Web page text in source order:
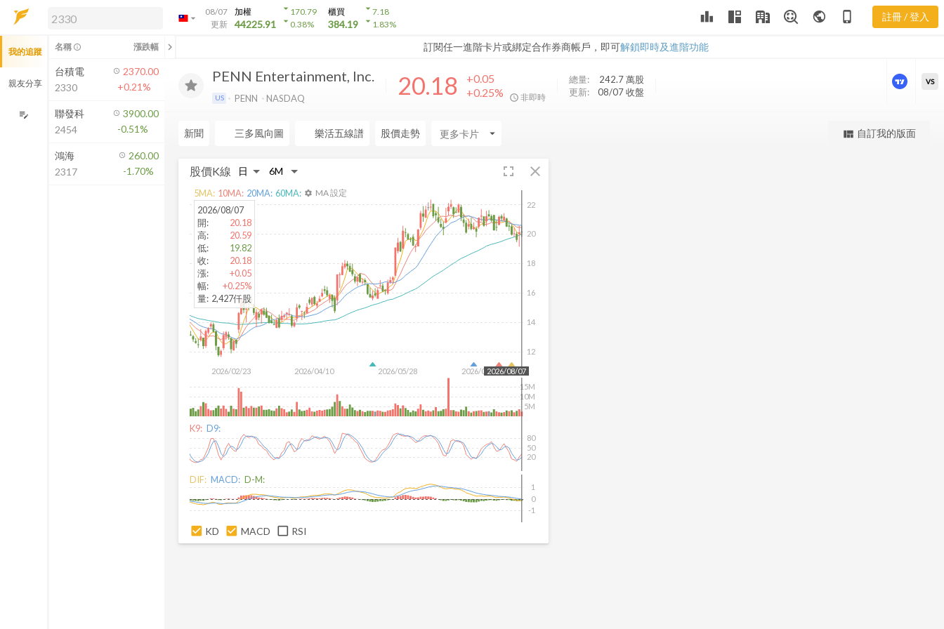
arrow_drop_down
08/07
更新
加權
44225.91
arrow_drop_down170.79
arrow_drop_down0.38%
櫃買
384.19
arrow_drop_down7.18
arrow_drop_down1.83% leaderboard public phone_iphone 註冊 / 登入
訂閱任一進階卡片或綁定合作券商帳戶，即可解鎖即時及進階功能
解鎖即時行情及進階功能
方案」，即可解鎖以下功能：
即時行情
即時市況與排行
成交金額熱力圖
前往方案訂閱
如何綁定合作券商
線
PENN Entertainment, Inc.
US PENN NASDAQ 20.18
+0.05
+0.25%
非即時
總量: 242.7 萬股
更新:
08/07 收盤
更強大的進階價量圖表
VS
新聞 三多風向圖 樂活五線譜 股價走勢 arrow_drop_down view_quilt 自訂我的版面
股價K線 fullscreen close
2026/02/23 2026/04/10 2026/05/28 2026/07/16
12
14
16
18
20
22
2026/08/07
5M
10M
15M
2026/08/07
開:
20.18
高:
20.59
低:
19.82
收:
20.18
漲:
+0.05
幅:
+0.25%
量: 2,427仟股
5MA: 10MA: 20MA: 60MA: settings MA 設定
K9: D9:
20
50
80
DIF: MACD: D-M:
-1
0
1
KD MACD RSI
我的追蹤
親友分享
edit_note
名稱 info_outline 漲跌幅 chevron_left
台積電
2330
2370.00
+0.21%
聯發科
2454
3900.00
-0.51%
鴻海
2317
260.00
-1.70%